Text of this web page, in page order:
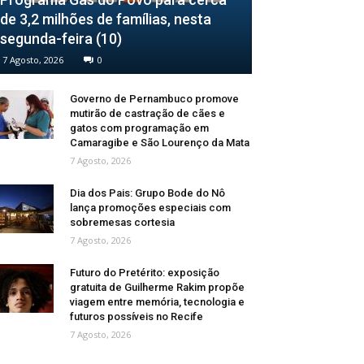
de 3,2 milhões de famílias, nesta
segunda-feira (10)
7 Agosto, 2026 0
Governo de Pernambuco promove
mutirão de castração de cães e
gatos com programação em
Camaragibe e São Lourenço da Mata
7 Agosto, 2026
Dia dos Pais: Grupo Bode do Nô
lança promoções especiais com
sobremesas cortesia
7 Agosto, 2026
Futuro do Pretérito: exposição
gratuita de Guilherme Rakim propõe
viagem entre memória, tecnologia e
futuros possíveis no Recife
7 Agosto, 2026